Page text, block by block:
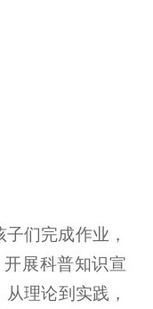
们完成作业，
展科普知识宣
理论到实践，